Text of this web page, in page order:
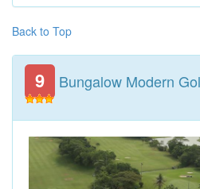
Back to Top
9 Bungalow Modern